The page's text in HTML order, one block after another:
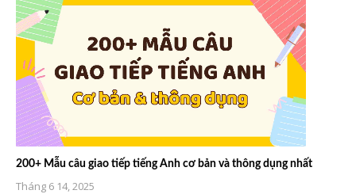
200+ Mẫu câu giao tiếp tiếng Anh cơ bản và thông dụng nhất
Tháng 6 14, 2025